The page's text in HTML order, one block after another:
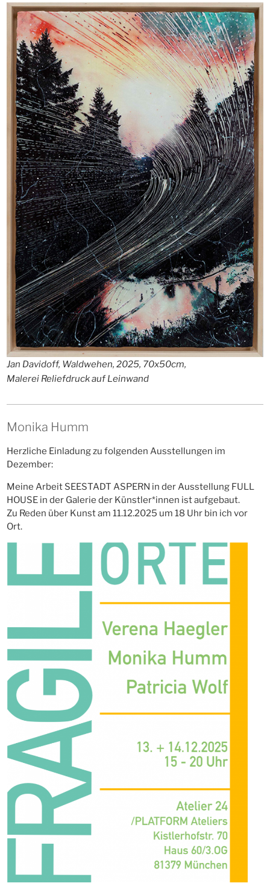
Jan Davidoff, Waldwehen, 2025, 70x50cm,
Malerei Reliefdruck auf Leinwand
Monika Humm
Herzliche Einladung zu folgenden Ausstellungen im
Dezember:
Meine Arbeit SEESTADT ASPERN in der Ausstellung FULL
HOUSE in der Galerie der Künstler*innen ist aufgebaut.
Zu Reden über Kunst am 11.12.2025 um 18 Uhr bin ich vor
Ort.